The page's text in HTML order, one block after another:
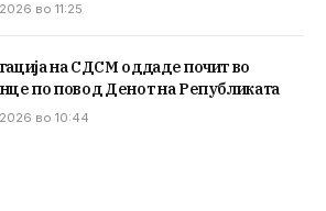
во 11:25
на СДСМ оддаде почит во
по повод Денот на Републиката
во 10:44